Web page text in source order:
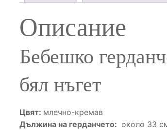
Описание
Бебешко
бял нъгет
Цвят: млечно-кремав
Дължина на герданчето: около 33